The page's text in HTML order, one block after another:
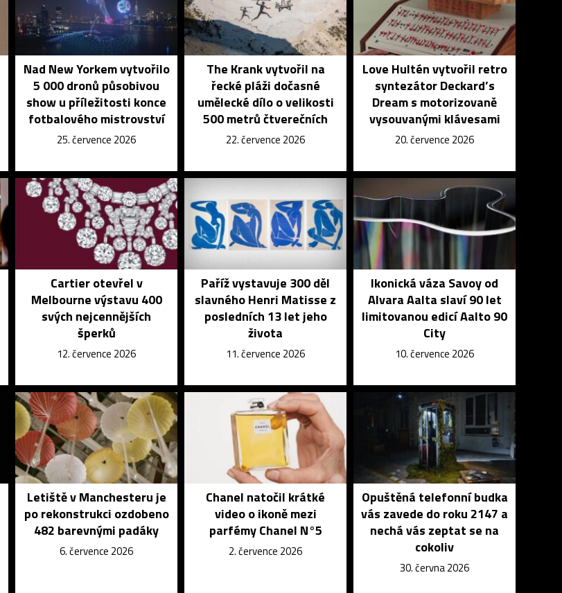
Nad New Yorkem vytvořilo
5 000 dronů působivou
show u příležitosti konce
fotbalového mistrovství
25. července 2026
The Krank vytvořil na
řecké pláži dočasné
umělecké dílo o velikosti
500 metrů čtverečních
22. července 2026
Love Hultén vytvořil retro
syntezátor Deckard’s
Dream s motorizovaně
vysouvanými klávesami
20. července 2026
Cartier otevřel v
Melbourne výstavu 400
svých nejcennějších
šperků
12. července 2026
Paříž vystavuje 300 děl
slavného Henri Matisse z
posledních 13 let jeho
života
11. července 2026
Ikonická váza Savoy od
Alvara Aalta slaví 90 let
limitovanou edicí Aalto 90
City
10. července 2026
Letiště v Manchesteru je
po rekonstrukci ozdobeno
482 barevnými padáky
6. července 2026
Chanel natočil krátké
video o ikoně mezi
parfémy Chanel N°5
2. července 2026
Opuštěná telefonní budka
vás zavede do roku 2147 a
nechá vás zeptat se na
cokoliv
30. června 2026